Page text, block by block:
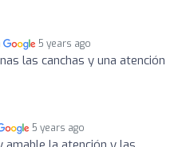
5 years ago
las canchas y una atención
5 years ago